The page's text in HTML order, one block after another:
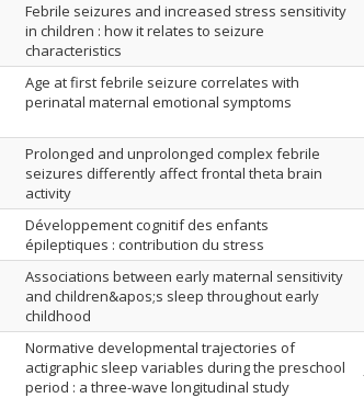
Febrile seizures and increased stress sensitivity
in children : how it relates to seizure
characteristics
Age at first febrile seizure correlates with
perinatal maternal emotional symptoms
Prolonged and unprolonged complex febrile
seizures differently affect frontal theta brain
activity
Développement cognitif des enfants
épileptiques : contribution du stress
Associations between early maternal sensitivity
and children&apos;s sleep throughout early
childhood
Normative developmental trajectories of
actigraphic sleep variables during the preschool
period : a three-wave longitudinal study